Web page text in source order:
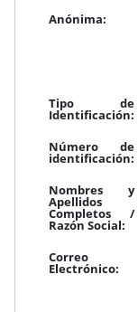
Anónima:
Tipo de
Identificación:
Número de
identificación:
Nombres y
Apellidos
Completos /
Razón Social:
Correo
Electrónico: